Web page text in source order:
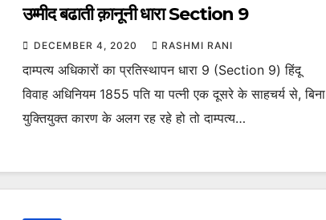
उम्मीद बढाती क़ानूनी धारा Section 9
DECEMBER 4, 2020 RASHMI RANI
दाम्पत्य अधिकारों का प्रतिस्थापन धारा 9 (Section 9) हिंदू
विवाह अधिनियम 1855 पति या पत्नी एक दूसरे के साहचर्य से, बिना
युक्तियुक्त कारण के अलग रह रहे हो तो दाम्पत्य…